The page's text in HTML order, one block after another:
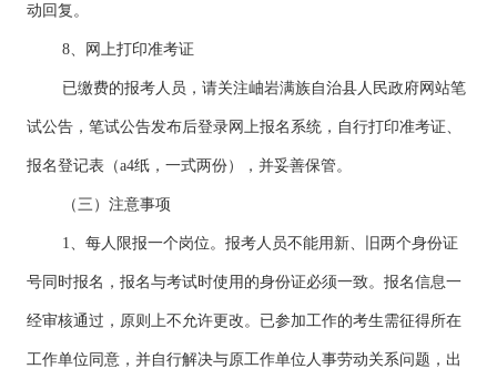
动回复。
8、网上打印准考证
已缴费的报考人员，请关注岫岩满族自治县人民政府网站笔
试公告，笔试公告发布后登录网上报名系统，自行打印准考证、
报名登记表（a4纸，一式两份），并妥善保管。
（三）注意事项
1、每人限报一个岗位。报考人员不能用新、旧两个身份证
号同时报名，报名与考试时使用的身份证必须一致。报名信息一
经审核通过，原则上不允许更改。已参加工作的考生需征得所在
工作单位同意，并自行解决与原工作单位人事劳动关系问题，出